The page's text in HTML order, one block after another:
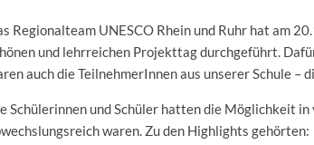
Regionalteam UNESCO Rhein und Ruhr hat am
und lehrreichen Projekttag durchgeführt.
auch die TeilnehmerInnen aus unserer Schule –
Schülerinnen und Schüler hatten die Möglichkeit
waren. Zu den Highlights gehörten: